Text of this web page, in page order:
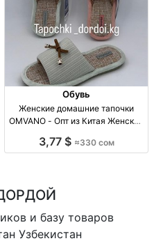
Обувь
Женские домашние тапочки
OMVANO - Опт из Китая Женские
оптом, размеры 36-41, 6 шт в
3,77 $ ≈330 сом
и базу товаров
Узбекистан